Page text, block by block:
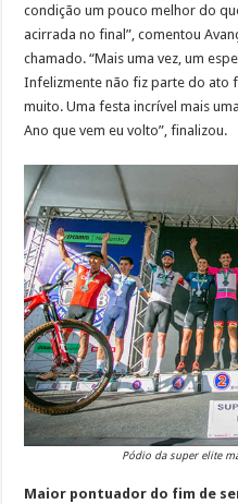
condição um pouco melhor do
acirrada no final”, comentou
chamado. “Mais uma vez, um
Infelizmente não fiz parte do ato
muito. Uma festa incrível mais
Ano que vem eu volto”, finalizou.
Pódio da super elite
Maior pontuador do fim de